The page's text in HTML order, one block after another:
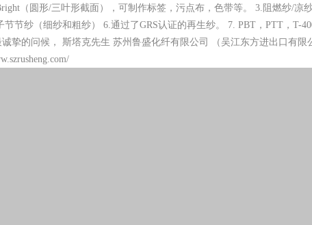
（圆形/三叶形截面），可制作标签，污点布，色带等。 3.阻燃纱/凉
节节纱（细纱和粗纱） 6.通过了GRS认证的再生纱。 7. PBT，PTT，T-
挚的问候， 斯塔克先生 苏州鲁盛化纤有限公司 （吴江东方进出口有